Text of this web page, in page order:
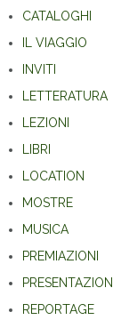
CATALOGHI
IL VIAGGIO
INVITI
LETTERATURA
LEZIONI
LIBRI
LOCATION
MOSTRE
MUSICA
PREMIAZIONI
PRESENTAZIONI
REPORTAGE